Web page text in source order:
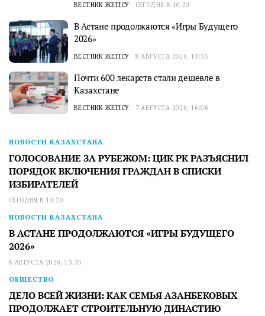
ВЕСТНИК ЖЕТІСУ СЕГОДНЯ В 10:20
В Астане продолжаются «Игры Будущего
2026»
ВЕСТНИК ЖЕТІСУ 8 АВГУСТА 2026, 13:35
Почти 600 лекарств стали дешевле в
Казахстане
ВЕСТНИК ЖЕТІСУ 7 АВГУСТА 2026, 16:06
НОВОСТИ КАЗАХСТАНА
ГОЛОСОВАНИЕ ЗА РУБЕЖОМ: ЦИК РК РАЗЪЯСНИЛ
ПОРЯДОК ВКЛЮЧЕНИЯ ГРАЖДАН В СПИСКИ
ИЗБИРАТЕЛЕЙ
СЕГОДНЯ В 10:20
НОВОСТИ КАЗАХСТАНА
В АСТАНЕ ПРОДОЛЖАЮТСЯ «ИГРЫ БУДУЩЕГО
2026»
8 АВГУСТА 2026, 13:35
ОБЩЕСТВО
ДЕЛО ВСЕЙ ЖИЗНИ: КАК СЕМЬЯ АЗАНБЕКОВЫХ
ПРОДОЛЖАЕТ СТРОИТЕЛЬНУЮ ДИНАСТИЮ